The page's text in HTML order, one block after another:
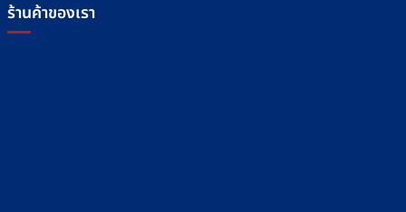
ร้านค้าของเรา